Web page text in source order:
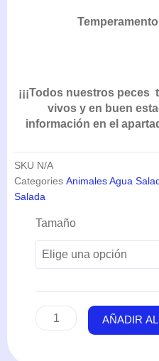
¡¡¡Todos nuestros
vivos y en buen
información en el
SKU N/A
Categories Animales Agua
Salada
Tamaño
Acanthurus
(Bloch)
cantidad
AÑADIR